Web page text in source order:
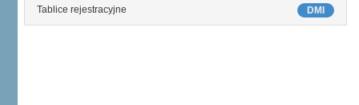
DMI
Tablice rejestracyjne